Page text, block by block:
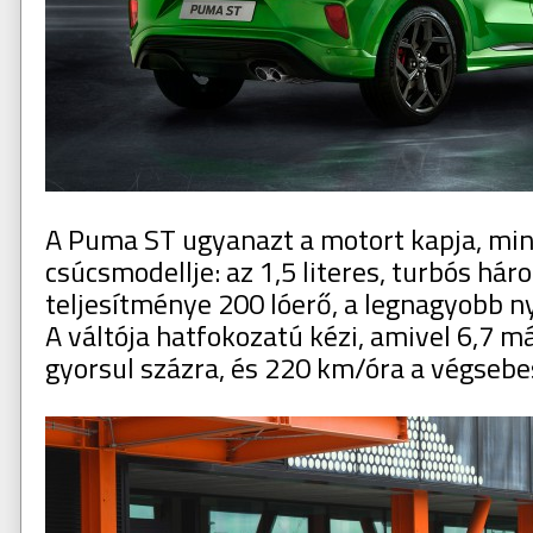
A Puma ST ugyanazt a motort kapja,
csúcsmodellje: az 1,5 literes, turbós
teljesítménye 200 lóerő, a legnagyobb
A váltója hatfokozatú kézi, amivel 6,7
gyorsul százra, és 220 km/óra a